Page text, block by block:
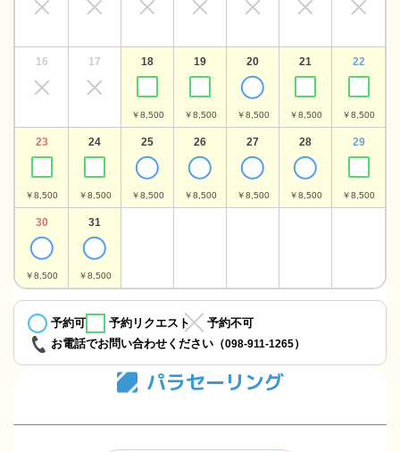
16 17 18
￥8,500
19
￥8,500
20
￥8,500
21
￥8,500
22
￥8,500
23
￥8,500
24
￥8,500
25
￥8,500
26
￥8,500
27
￥8,500
28
￥8,500
29
￥8,500
30
￥8,500
31
￥8,500
予約可 予約リクエスト
予約不可
お電話でお問い合わせください（098-911-1265）
パラセーリング